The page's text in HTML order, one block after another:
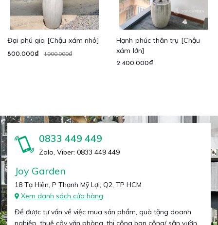
Đại phú gia [Chậu xám nhỏ]
800.000₫ 1.000.000₫
Hạnh phúc thân trụ [Chậu
xám lớn]
2.400.000₫
0833 449 449
Zalo, Viber: 0833 449 449
Joy Garden
18 Tạ Hiện, P Thạnh Mỹ Lợi, Q2, TP HCM
Xem danh sách cửa hàng
Để được tư vấn về việc mua sản phẩm, quà tặng doanh
nghiệp, thuê cây văn phòng, thi công ban công/ sân vườn...